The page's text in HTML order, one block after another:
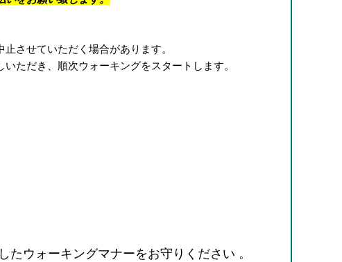
させていただく場合があります。
ただき、順次ウォーキングをスタートします。
ウォーキングマナーをお守りください 。